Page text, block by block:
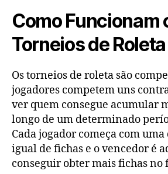
Como Funcionam
Torneios de Roleta
Os torneios de roleta são
jogadores competem uns
ver quem consegue acumular
longo de um determinado
Cada jogador começa com
igual de fichas e o vencedor é
conseguir obter mais fichas